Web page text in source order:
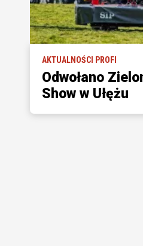
AKTUALNOŚCI PROFI
Odwołano
Show w Ułężu